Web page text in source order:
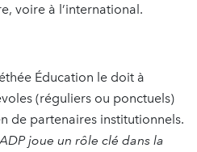
voire à l’international.
Éducation le doit à
(réguliers ou ponctuels)
de partenaires institutionnels.
joue un rôle clé dans la